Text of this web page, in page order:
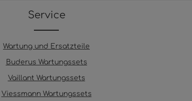
Service
Wartung und Ersatzteile
Buderus Wartungssets
Vaillant Wartungssets
Viessmann Wartungssets